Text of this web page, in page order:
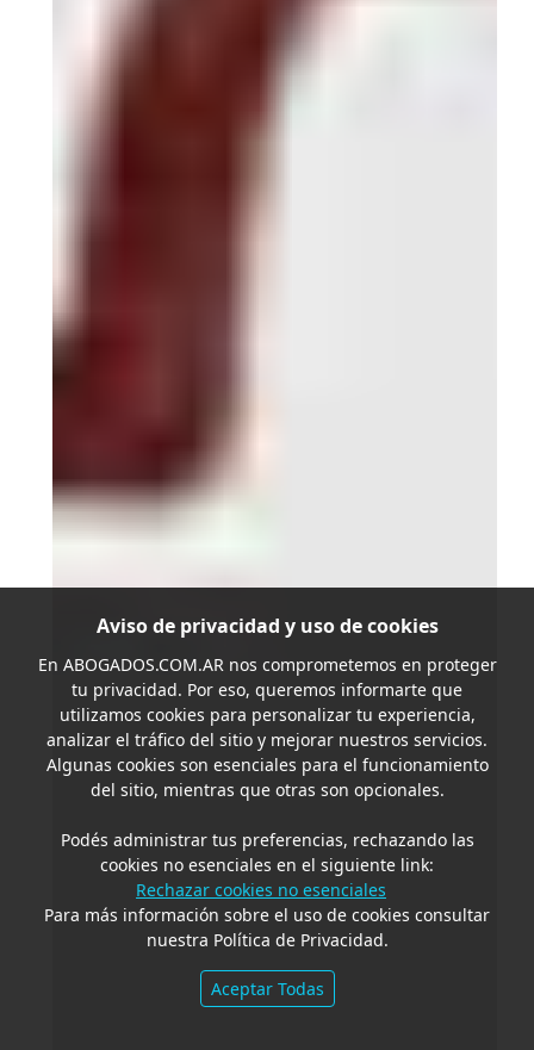
Aviso de privacidad y uso de cookies
En ABOGADOS.COM.ARnos comprometemos en proteger
tu privacidad. Por eso, queremos informarte que
utilizamos cookies para personalizar tu experiencia,
analizar el tráfico del sitio y mejorar nuestros servicios.
Algunas cookies son esenciales para el funcionamiento
del sitio, mientras que otras son opcionales.
Podés administrar tus preferencias, rechazando las
cookies no esenciales en el siguiente link:
Rechazar cookies no esenciales
Para más información sobre el uso de cookies consultar
nuestra Política de Privacidad.
Aceptar Todas